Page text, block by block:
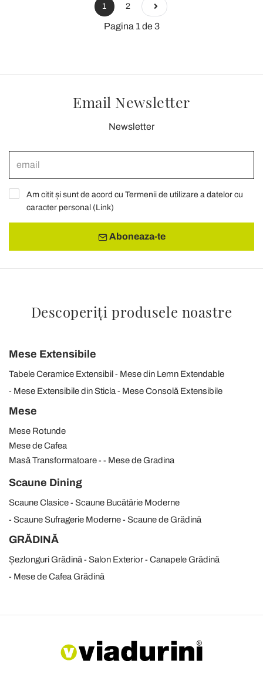
1 2
Pagina 1 de 3
Email Newsletter
Newsletter
Am citit și sunt de acord cu Termenii de utilizare a datelor cu
caracter personal (Link)
Aboneaza-te
Descoperiți produsele noastre
Mese Extensibile
Tabele Ceramice Extensibil
Mese din Lemn Extendable
Mese Extensibile din Sticla
Mese Consolă Extensibile
Mese
Mese Rotunde
Mese de Cafea
Masă Transformatoare
Mese de Gradina
Scaune Dining
Scaune Clasice
Scaune Bucătărie Moderne
Scaune Sufragerie Moderne
Scaune de Grădină
GRĂDINĂ
Șezlonguri Grădină Salon Exterior
Canapele Grădină
Mese de Cafea Grădină